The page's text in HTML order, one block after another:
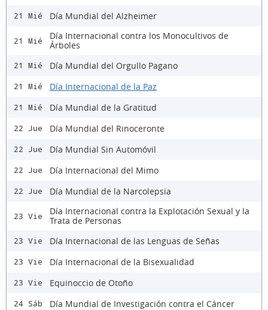
21 Mié Día Mundial del Alzheimer
21 Mié
Día Internacional contra los Monocultivos de
Árboles
21 Mié Día Mundial del Orgullo Pagano
21 Mié Día Internacional de la Paz
21 Mié Día Mundial de la Gratitud
22 Jue Día Mundial del Rinoceronte
22 Jue Día Mundial Sin Automóvil
22 Jue Día Internacional del Mimo
22 Jue Día Mundial de la Narcolepsia
23 Vie
Día Internacional contra la Explotación Sexual y la
Trata de Personas
23 Vie Día Internacional de las Lenguas de Señas
23 Vie Día Internacional de la Bisexualidad
23 Vie Equinoccio de Otoño
24 Sáb Día Mundial de Investigación contra el Cáncer